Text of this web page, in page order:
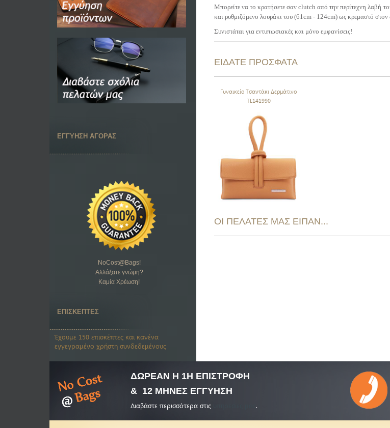
ΕΓΓΥΗΣΗ ΑΓΟΡΑΣ
NoCost@Bags!
Αλλάξατε γνώμη?
Καμία Χρέωση!
ΕΠΙΣΚΕΠΤΕΣ
Έχουμε 150 επισκέπτες και κανένα
εγγεγραμένο χρήστη συνδεδεμένους
Μπορείτε να το κρατήσετε σαν clutch από την περίτεχνη λαβή
και ρυθμιζόμενο λουράκι του (61cm - 124cm) ως κρεμαστό
Συνιστάται για εντυπωσιακές και μόνο εμφανίσεις!
ΕΙΔΑΤΕ ΠΡΟΣΦΑΤΑ
Γυναικείο Τσαντάκι Δερμάτινο
TL141990
ΟΙ ΠΕΛΑΤΕΣ ΜΑΣ ΕΙΠΑΝ...
ΔΩΡΕΑΝ Η 1Η ΕΠΙΣΤΡΟΦΗ
& 12 ΜΗΝΕΣ ΕΓΓΥΗΣΗ
Διαβάστε περισσότερα στις .